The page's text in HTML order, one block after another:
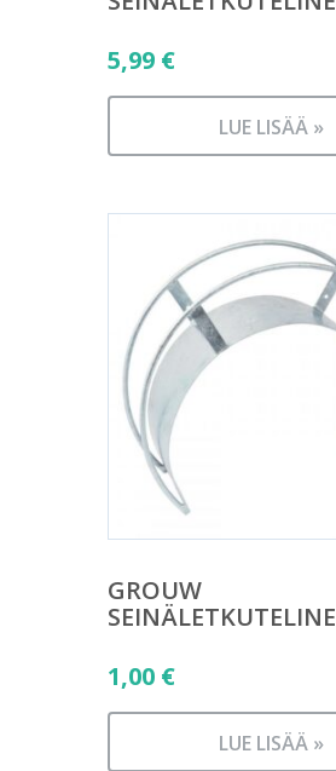
5,99 €
LUE LISÄÄ »
GROUW
SEINÄLETKUTELINE
1,00 €
LUE LISÄÄ »